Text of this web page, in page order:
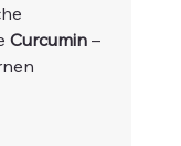
Curcumin –